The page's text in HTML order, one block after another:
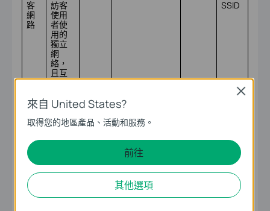
客
網
路
訪客
使用
者使
用的
獨立
網
絡，
且互
聯網
權限
有限
SSID
安
網
路
用於
攝影
備的
30 192.168.30.1/24
SW X
來自 United States?
取得您的地區產品、活動和服務。
前往
其他選項
Close